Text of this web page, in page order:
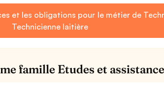
et les obligations pour le métier de
Technicienne laitière
famille Etudes et